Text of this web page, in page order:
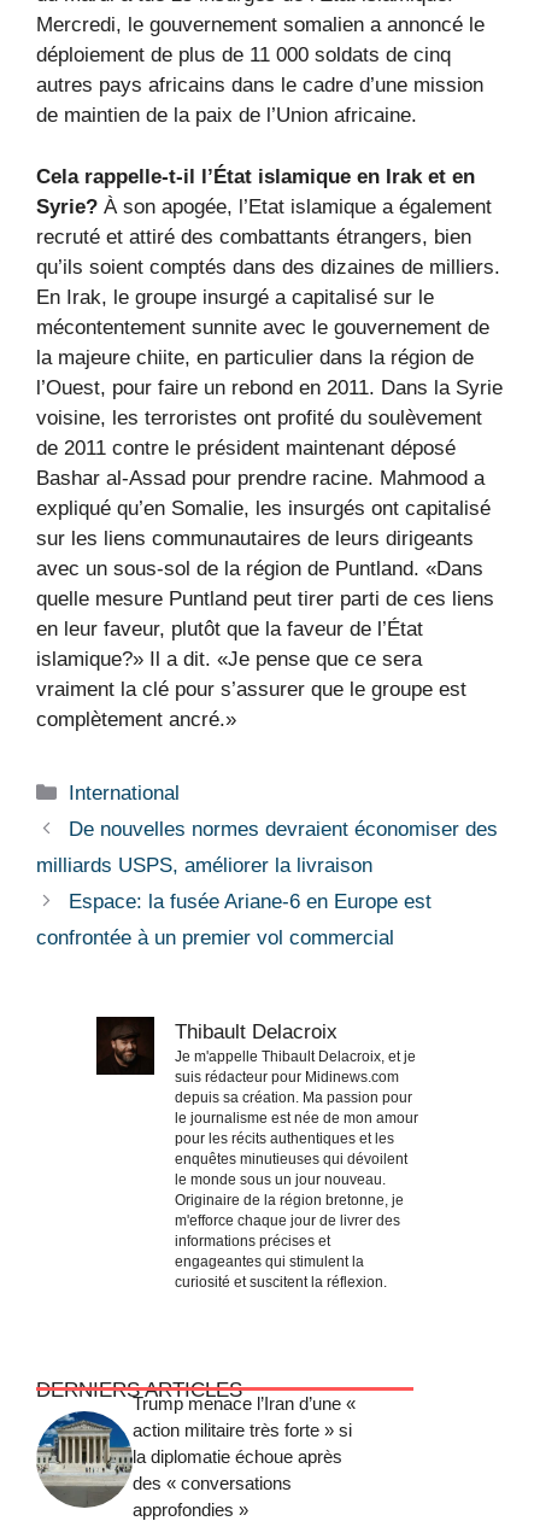
Mercredi, le gouvernement somalien a annoncé le
déploiement de plus de 11 000 soldats de cinq
autres pays africains dans le cadre d’une mission
de maintien de la paix de l’Union africaine.
Cela rappelle-t-il l’État islamique en Irak et en
Syrie? À son apogée, l’Etat islamique a également
recruté et attiré des combattants étrangers, bien
qu’ils soient comptés dans des dizaines de milliers.
En Irak, le groupe insurgé a capitalisé sur le
mécontentement sunnite avec le gouvernement de
la majeure chiite, en particulier dans la région de
l’Ouest, pour faire un rebond en 2011. Dans la Syrie
voisine, les terroristes ont profité du soulèvement
de 2011 contre le président maintenant déposé
Bashar al-Assad pour prendre racine. Mahmood a
expliqué qu’en Somalie, les insurgés ont capitalisé
sur les liens communautaires de leurs dirigeants
avec un sous-sol de la région de Puntland. «Dans
quelle mesure Puntland peut tirer parti de ces liens
en leur faveur, plutôt que la faveur de l’État
islamique?» Il a dit. «Je pense que ce sera
vraiment la clé pour s’assurer que le groupe est
complètement ancré.»
Catégories
International
De nouvelles normes devraient économiser des
milliards USPS, améliorer la livraison
Espace: la fusée Ariane-6 en Europe est
confrontée à un premier vol commercial
Thibault Delacroix
Je m'appelle Thibault Delacroix, et je
suis rédacteur pour Midinews.com
depuis sa création. Ma passion pour
le journalisme est née de mon amour
pour les récits authentiques et les
enquêtes minutieuses qui dévoilent
le monde sous un jour nouveau.
Originaire de la région bretonne, je
m'efforce chaque jour de livrer des
informations précises et
engageantes qui stimulent la
curiosité et suscitent la réflexion.
DERNIERS ARTICLES
Trump menace l’Iran d’une «
action militaire très forte » si
la diplomatie échoue après
des « conversations
approfondies »